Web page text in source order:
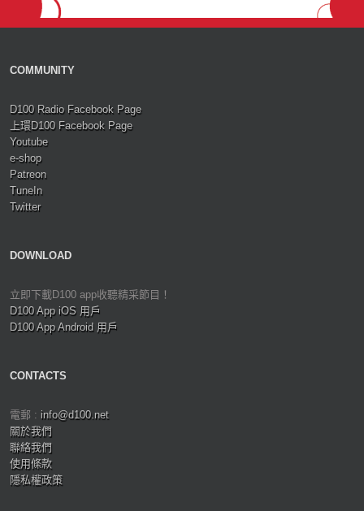
COMMUNITY
D100 Radio Facebook Page
上環D100 Facebook Page
Youtube
e-shop
Patreon
TuneIn
Twitter
DOWNLOAD
立即下載D100 app收聽精采節目！
D100 App iOS 用戶
D100 App Android 用戶
CONTACTS
電郵 : info@d100.net
關於我們
聯絡我們
使用條款
隱私權政策